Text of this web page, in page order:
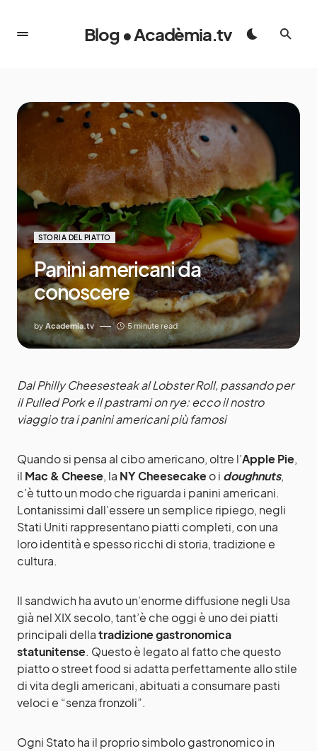
Blog • Acadèmia.tv
STORIA DEL PIATTO
Panini americani da
conoscere
by Academia.tv 5 minute read
Dal Philly Cheesesteak al Lobster Roll, passando per
il Pulled Pork e il pastrami on rye: ecco il nostro
viaggio tra i panini americani più famosi
Quando si pensa al cibo americano, oltre l’Apple Pie,
il Mac & Cheese, la NY Cheesecakeo i doughnuts,
c’è tutto un modo che riguarda i panini americani.
Lontanissimi dall’essere un semplice ripiego, negli
Stati Uniti rappresentano piatti completi, con una
loro identità e spesso ricchi di storia, tradizione e
cultura.
Il sandwich ha avuto un’enorme diffusione negli Usa
già nel XIX secolo, tant’è che oggi è uno dei piatti
principali dellatradizione gastronomica
statunitense. Questo è legato al fatto che questo
piatto o street food si adatta perfettamente allo stile
di vita degli americani, abituati a consumare pasti
veloci e “senza fronzoli”.
Ogni Stato ha il proprio simbolo gastronomico in